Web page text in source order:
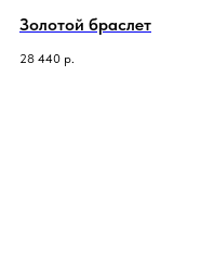
Золотой браслет
28 440 р.